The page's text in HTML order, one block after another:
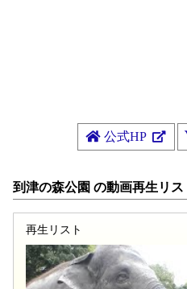
公式HP
到津の森公園 の動画再生リス
再生リスト